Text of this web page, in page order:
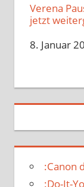
Verena
jetzt
Datum
8. Januar
:Canon
:Do-It-